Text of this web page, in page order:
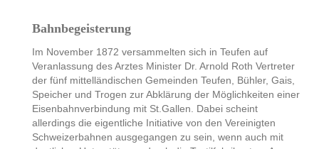
Bahnbegeisterung
Im November 1872 versammelten sich in Teufen auf
Veranlassung des Arztes Minister Dr. Arnold Roth Vertreter
der fünf mittelländischen Gemeinden Teufen, Bühler, Gais,
Speicher und Trogen zur Abklärung der Möglichkeiten einer
Eisenbahnverbindung mit St.Gallen. Dabei scheint
allerdings die eigentliche Initiative von den Vereinigten
Schweizerbahnen ausgegangen zu sein, wenn auch mit